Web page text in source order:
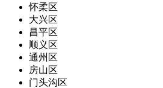
怀柔区
大兴区
昌平区
顺义区
通州区
房山区
门头沟区